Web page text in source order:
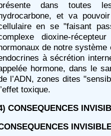
dans toutes
et va
en se "faisant
dioxine-
de notre
à sécrétion
hormone, dans le
l’ADN, zones dites
toxique.
CONSEQUENCES